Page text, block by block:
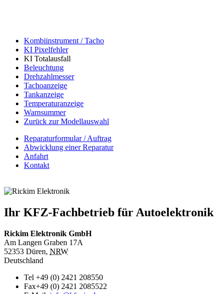
Kombiinstrument / Tacho
KI Pixelfehler
KI Totalausfall
Beleuchtung
Drehzahlmesser
Tachoanzeige
Tankanzeige
Temperaturanzeige
Warnsummer
Zurück zur Modellauswahl
Reparaturformular / Auftrag
Abwicklung einer Reparatur
Anfahrt
Kontakt
Ihr KFZ-Fachbetrieb für Autoelektronik
Rickim Elektronik GmbH
Am Langen Graben 17A
52353 Düren, NRW
Deutschland
Tel +49 (0) 2421 208550
Fax+49 (0) 2421 2085522